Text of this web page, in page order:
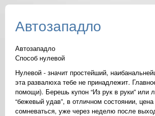
Автозападло
Автозападло
Способ нулевой
Нулевой - значит простейший,
эта развалюха тебе не принадлежит.
помощи). Берешь купон “Из рук в руки” или
“бежевый удав”, в отличном состоянии,
сомневаться, уже через неделю после